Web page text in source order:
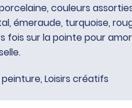
couleurs
émeraude, turquoise,
fois sur la pointe pour
, Loisirs créatifs